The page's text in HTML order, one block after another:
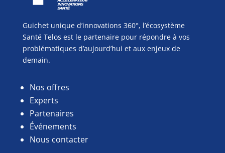
Guichet unique d’innovations 360°, l’écosystème
Santé Telos est le partenaire pour répondre à vos
problématiques d’aujourd’hui et aux enjeux de
demain.
Nos offres
Experts
Partenaires
Événements
Nous contacter